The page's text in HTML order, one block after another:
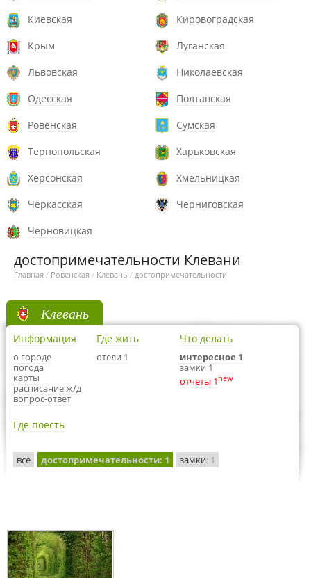
Киевская
Кировоградская
Крым
Луганская
Львовская
Николаевская
Одесская
Полтавская
Ровенская
Сумская
Тернопольская
Харьковская
Херсонская
Хмельницкая
Черкасская
Черниговская
Черновицкая
достопримечательности Клевани
Главная / Ровенская / Клевань / достопримечательности
Клевань
Информация
о городе
погода
карты
расписание ж/д
вопрос-ответ
Где жить
отели 1
Что делать
интересное 1
замки 1
отчеты 1 new
Где поесть
все достопримечательности: 1 замки: 1